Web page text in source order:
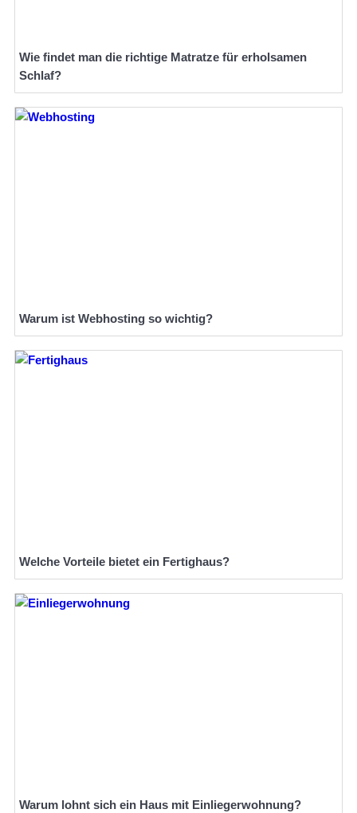
Wie findet man die richtige Matratze für erholsamen
Schlaf?
Warum ist Webhosting so wichtig?
Welche Vorteile bietet ein Fertighaus?
Warum lohnt sich ein Haus mit Einliegerwohnung?